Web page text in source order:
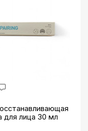
для лица 30 мл